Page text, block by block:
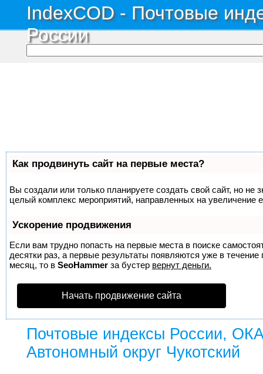
IndexCOD - Почтовые
России
Как продвинуть сайт на первые места?
Вы создали или только планируете создать свой сайт, но не
целый комплекс мероприятий, направленных на увеличение
Ускорение продвижения
Если вам трудно попасть на первые места в поиске
десятки раз, а первые результаты появляются уже в
месяц, то в SeoHammer за бустер вернут деньги.
Начать продвижение сайта
Почтовые индексы России,
Автономный округ Чукотский